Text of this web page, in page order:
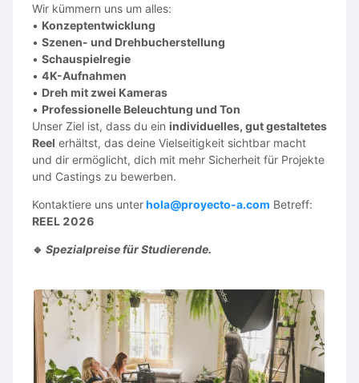
Wir kümmern uns um alles:
• Konzeptentwicklung
• Szenen- und Drehbucherstellung
• Schauspielregie
• 4K-Aufnahmen
• Dreh mit zwei Kameras
• Professionelle Beleuchtung und Ton
Unser Ziel ist, dass du ein individuelles, gut gestaltetes
Reel erhältst, das deine Vielseitigkeit sichtbar macht
und dir ermöglicht, dich mit mehr Sicherheit für Projekte
und Castings zu bewerben.
Kontaktiere uns unterhola@proyecto-a.com Betreff:
REEL 2026
🔹 Spezialpreise für Studierende.